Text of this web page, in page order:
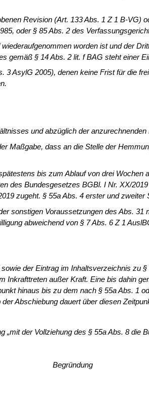
Revision (Art. 133 Abs. 1 Z 1 B-
oder § 85 Abs. 2 des
worden ist und der
gemäß § 14 Abs. 2 lit. f BAG steht einer
AsylG 2005), denen keine Frist für die
und abzüglich der
Maßgabe, dass an die Stelle der
bis zum Ablauf von drei
des Bundesgesetzes BGBl. I Nr. XX/
zugeht. § 55a Abs. 4 erster und
sonstigen Voraussetzungen des Abs.
abweichend von § 7 Abs. 6 Z 1
der Eintrag im Inhaltsverzeichnis
außer Kraft. Eine bis dahin
hinaus bis zu dem nach § 55a Abs. 1
Abschiebung dauert über diesen
„mit der Vollziehung des § 55a Abs. 8
Begründung